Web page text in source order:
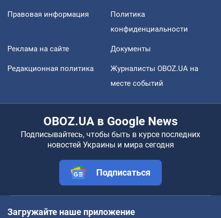
Правовая информация
Политика
конфиденциальности
Реклама на сайте Документы
Редакционная политика
Журналисты OBOZ.UA на
месте событий
OBOZ.UA в Google News
Подписывайтесь, чтобы быть в курсе последних
новостей Украины и мира сегодня
Подписаться
Загружайте наше приложение